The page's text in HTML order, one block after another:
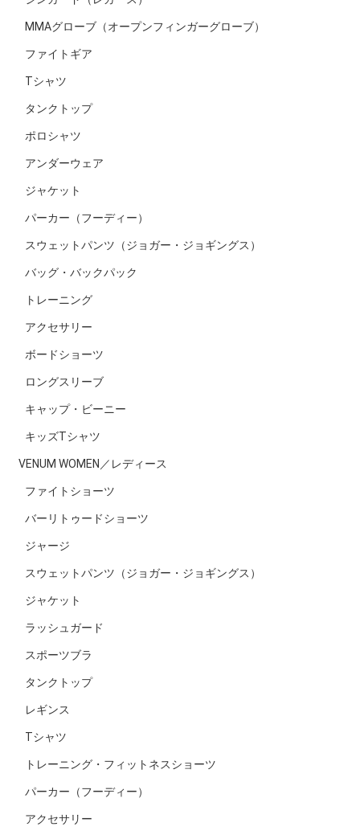
MMAグローブ（オープンフィンガーグローブ）
ファイトギア
Tシャツ
タンクトップ
ポロシャツ
アンダーウェア
ジャケット
パーカー（フーディー）
スウェットパンツ（ジョガー・ジョギングス）
バッグ・バックパック
トレーニング
アクセサリー
ボードショーツ
ロングスリーブ
キャップ・ビーニー
キッズTシャツ
VENUM WOMEN／レディース
ファイトショーツ
バーリトゥードショーツ
ジャージ
スウェットパンツ（ジョガー・ジョギングス）
ジャケット
ラッシュガード
スポーツブラ
タンクトップ
レギンス
Tシャツ
トレーニング・フィットネスショーツ
パーカー（フーディー）
アクセサリー